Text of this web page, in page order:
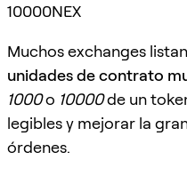
10000NEX
Muchos exchanges
unidades de contrato
1000o 10000de un
legibles y mejorar la
órdenes.